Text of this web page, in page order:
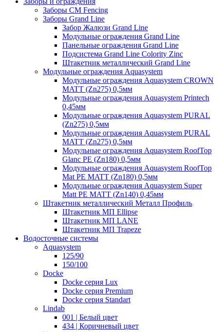
Заборы CM Fencing
Заборы Grand Line
Забор Жалюзи Grand Line
Модульные ограждения Grand Line
Панельные ограждения Grand Line
Подсистема Grand Line Colority Zinc
Штакетник металлический Grand Line
Модульные ограждения Aquasystem
Модульные ограждения Aquasystem CROWN
MATT (Zn275) 0,5мм
Модульные ограждения Aquasystem Printech
0,45мм
Модульные ограждения Aquasystem PURAL
(Zn275) 0,5мм
Модульные ограждения Aquasystem PURAL
MATT (Zn275) 0,5мм
Модульные ограждения Aquasystem RoofTop
Glanc PE (Zn180) 0,5мм
Модульные ограждения Aquasystem RoofTop
Mat PE MATT (Zn180) 0,5мм
Модульные ограждения Aquasystem Super
Matt PE MATT (Zn140) 0,45мм
Штакетник металлический Металл Профиль
Штакетник МП Ellipse
Штакетник МП LANE
Штакетник МП Trapeze
Водосточные системы
Aquasystem
125/90
150/100
Docke
Docke серия Lux
Docke серия Premium
Docke серия Standart
Lindab
001 | Белый цвет
434 | Коричневый цвет